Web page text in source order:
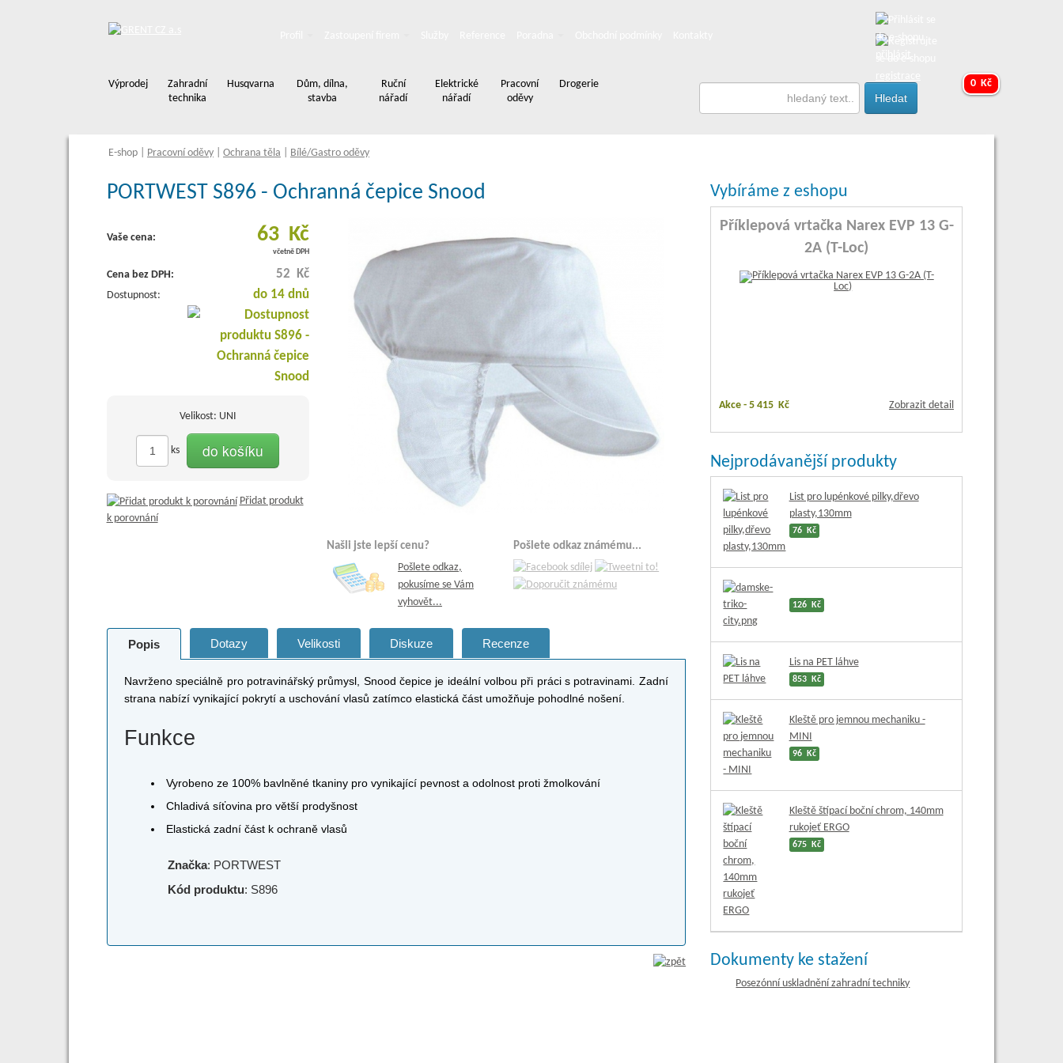
Výprodej
Zahradní
technika
Husqvarna
Dům, dílna,
stavba
Ruční
nářadí
Elektrické
nářadí
Pracovní
oděvy
Drogerie 0 Kč
E-shop Pracovní oděvy Ochrana těla Bílé/Gastro oděvy
PORTWEST S896 - Ochranná čepice Snood
Našli jste lepší cenu?
Pošlete odkaz,
pokusíme se Vám
vyhovět...
Pošlete odkaz známému...
Vaše cena: 63 Kč
včetně DPH
Cena bez DPH: 52 Kč
Dostupnost: do 14 dnů
Velikost: UNI
ks do košíku
Přidat produkt
k porovnání
Popis Dotazy Velikosti Diskuze Recenze
Navrženo speciálně pro potravinářský průmysl, Snood čepice je ideální volbou při práci s potravinami. Zadní
strana nabízí vynikající pokrytí a uschování vlasů zatímco elastická část umožňuje pohodlné nošení.
Funkce
Vyrobeno ze 100% bavlněné tkaniny pro vynikající pevnost a odolnost proti žmolkování
Chladivá síťovina pro větší prodyšnost
Elastická zadní část k ochraně vlasů
Značka: PORTWEST
Kód produktu: S896
Vybíráme z eshopu
Příklepová vrtačka Narex EVP 13 G-
2A (T-Loc)
Akce -5 415 Kč Zobrazit detail
Nejprodávanější produkty
List pro lupénkové pilky,dřevo
plasty,130mm
76 Kč
126 Kč
Lis na PET láhve
853 Kč
Kleště pro jemnou mechaniku -
MINI
96 Kč
Kleště štípací boční chrom, 140mm
rukojeť ERGO
675 Kč
Dokumenty ke stažení
Posezónní uskladnění zahradní techniky